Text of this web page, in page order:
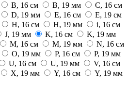
B, 16 см B, 19 мм
C, 16 см
D, 19 мм E, 16 см
E, 19 см
H, 16 см H, 19 мм
i, 16 см
J, 19 мм K, 16 см
K, 19 мм
M, 16 см M, 19 мм
N, 16 см
O, 19 мм P, 16 см
P, 19 мм
U, 16 см U, 19 мм
V, 16 см
X, 19 мм Y, 16 см
Y, 19 мм